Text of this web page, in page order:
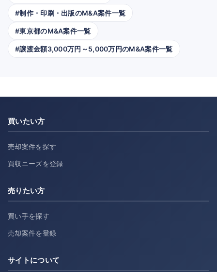
#制作・印刷・出版のM&A案件一覧
#東京都のM&A案件一覧
#譲渡金額3,000万円～5,000万円のM&A案件一覧
買いたい方
売却案件を探す
買収ニーズを登録
売りたい方
買い手を探す
売却案件を登録
サイトについて